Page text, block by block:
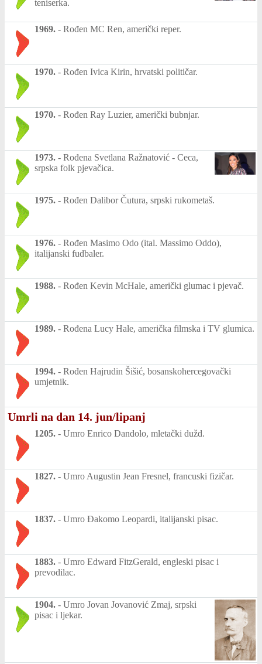
teniserka.
1969. - Rođen MC Ren, američki reper.
1970. - Rođen Ivica Kirin, hrvatski političar.
1970. - Rođen Ray Luzier, američki bubnjar.
1973. - Rođena Svetlana Ražnatović - Ceca,
srpska folk pjevačica.
1975. - Rođen Dalibor Čutura, srpski rukometaš.
1976. - Rođen Masimo Odo (ital. Massimo Oddo),
italijanski fudbaler.
1988. - Rođen Kevin McHale, američki glumac i pjevač.
1989. - Rođena Lucy Hale, američka filmska i TV glumica.
1994. - Rođen Hajrudin Šišić, bosanskohercegovački
umjetnik.
Umrli na dan 14. jun/lipanj
1205. - Umro Enrico Dandolo, mletački dužd.
1827. - Umro Augustin Jean Fresnel, francuski fizičar.
1837. - Umro Đakomo Leopardi, italijanski pisac.
1883. - Umro Edward FitzGerald, engleski pisac i
prevodilac.
1904. - Umro Jovan Jovanović Zmaj, srpski
pisac i ljekar.